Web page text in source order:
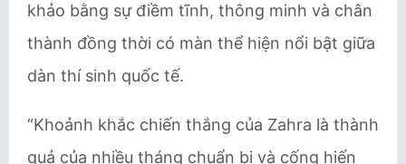
khảo bằng sự điềm tĩnh, thông minh và chân
thành đồng thời có màn thể hiện nổi bật giữa
dàn thí sinh quốc tế.
“Khoảnh khắc chiến thắng của Zahra là thành
quả của nhiều tháng chuẩn bị và cống hiến